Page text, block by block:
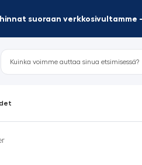
suoraan verkkosivultamme